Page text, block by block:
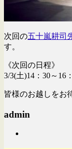
次回の五十嵐耕司
す。
《次回の日程》
3/3(土)14：30～16
皆様のお越しをお
admin